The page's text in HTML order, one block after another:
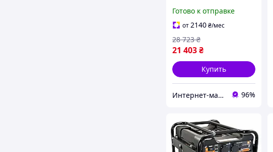
кВт
Готово к отправке
от 2140₴/мес
21 403₴
28 723 ₴
Купить
Интернет-магазин "Mr.Tools" 96%